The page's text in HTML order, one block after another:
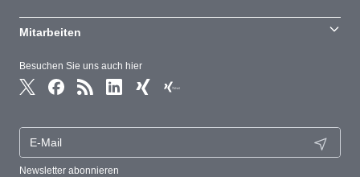
Besuchen Sie uns auch hier
Newsletter abonnieren
Mitarbeiten